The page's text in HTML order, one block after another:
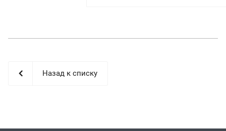
Назад к списку